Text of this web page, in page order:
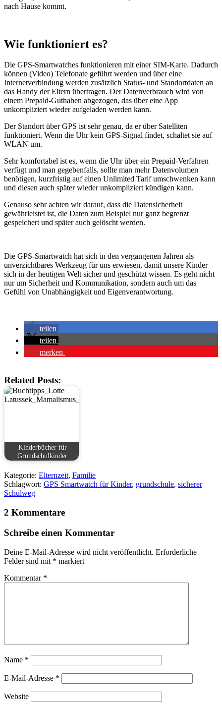
nach Hause kommt.
Wie funktioniert es?
Die GPS-Smartwatches funktionieren mit einer SIM-Karte. Dadurch
können (Video) Telefonate geführt werden und über eine
Internetverbindung werden zusätzlich Status- und Standortdaten an
das Handy der Eltern übertragen. Der Datenverbrauch wird von
einem Prepaid-Guthaben abgezogen, das über eine App
unkompliziert wieder aufgeladen werden kann.
Der Standort über GPS ist sehr genau, da er über Satelliten
funktioniert. Wenn die Uhr kein GPS-Signal findet, schaltet sie auf
WLAN um.
Sehr komfortabel ist es, wenn die Uhr über ein Prepaid-Verfahren
verfügt und man gegebenfalls, sollte man mehr Datenvolumen
benötigen, kurzfristig auf einen Unlimited Tarif umschwenken kann
und diesen auch später wieder unkompliziert kündigen kann.
Genauso sehr achten wir darauf, dass die Datensicherheit
gewährleistet ist, die Daten zum Beispiel nur ganz begrenzt
gespeichert und später auch gelöscht werden.
Die GPS-Smartwatch hat sich in den vergangenen Jahren als
unverzichtbares Werkzeug für uns erwiesen, damit unsere Kinder
sich in der heutigen Welt sicher und geschützt wissen. Es geht nicht
nur um Sicherheit und Kommunikation, sondern auch um das
Gefühl von Unabhängigkeit und Eigenverantwortung.
teilen
teilen
merken
Related Posts:
Kinderbücher für
Grundschulkinder
Kategorie: Elternzeit, Familie
Schlagwort: GPS Smartwatch für Kinder, grundschule, sicherer
Schulweg
2 Kommentare
Schreibe einen Kommentar
Deine E-Mail-Adresse wird nicht veröffentlicht. Erforderliche
Felder sind mit * markiert
Kommentar *
Name *
E-Mail-Adresse *
Website